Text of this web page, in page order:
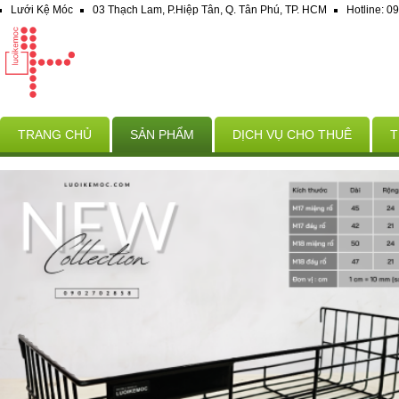
Lưới Kệ Móc 03 Thạch Lam, P.Hiệp Tân, Q. Tân Phú, TP. HCM Hotline:
TRANG CHỦ SẢN PHẨM DỊCH VỤ CHO THUÊ